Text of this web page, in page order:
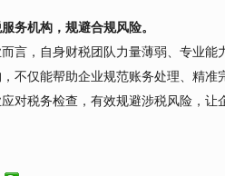
务机构，规避合规风险。
言，自身财税团队力量薄弱、专业
不仅能帮助企业规范账务处理、精
对税务检查，有效规避涉税风险，